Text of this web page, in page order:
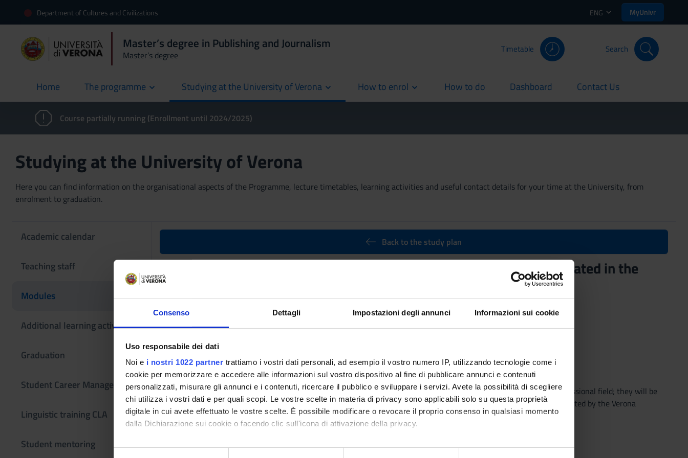
Consenso Dettagli Impostazioni degli annunci Informazioni sui cookie
Uso responsabile dei dati
Noi e i nostri 1022 partner trattiamo i vostri dati personali, ad esempio il vostro numero IP, utilizzando tecnologie come i
cookie per memorizzare e accedere alle informazioni sul vostro dispositivo al fine di pubblicare annunci e contenuti
personalizzati, misurare gli annunci e i contenuti, ricercare il pubblico e sviluppare i servizi. Avete la possibilità di scegliere
chi utilizza i vostri dati e per quali scopi. Le vostre scelte in materia di privacy sono applicabili solo su questa proprietà
digitale in cui avete effettuato le vostre scelte. È possibile modificare o revocare il proprio consenso in qualsiasi momento
dalla Dichiarazione sui cookie o facendo clic sull'icona di attivazione della privacy.
Con il tuo consenso, vorremmo anche:
Department of Cultures and Civilizations ENG MyUnivr
Master’s degree in Publishing and Journalism
Master’s degree
Timetable Search
Home
current The programme Studying at the University of Verona How to enrol How to do
current Dashboard
current Contact Us
current
Course partially running (Enrollment until 2024/2025)
Studying at the University of Verona
Here you can find information on the organisational aspects of the Programme, lecture timetables, learning activities and useful contact details for your time at the University, from
enrolment to graduation.
Academic calendar
Teaching staff
Modules
Additional learning activities
Graduation
Student Career Management
Linguistic training CLA
Student mentoring
Back to the study plan
Specialized training in journalism or publishing field (It will be activated in the
A.Y. 2024/2025)
4S000881
6
- - -
Learning objectives
Internship in journalism and publishing Internship activities aim at allowing students to gain direct experience in professional field; they will be
particularly useful for entering the job market. These activities can be carried out at institutions and companies accredited by the Verona
University.